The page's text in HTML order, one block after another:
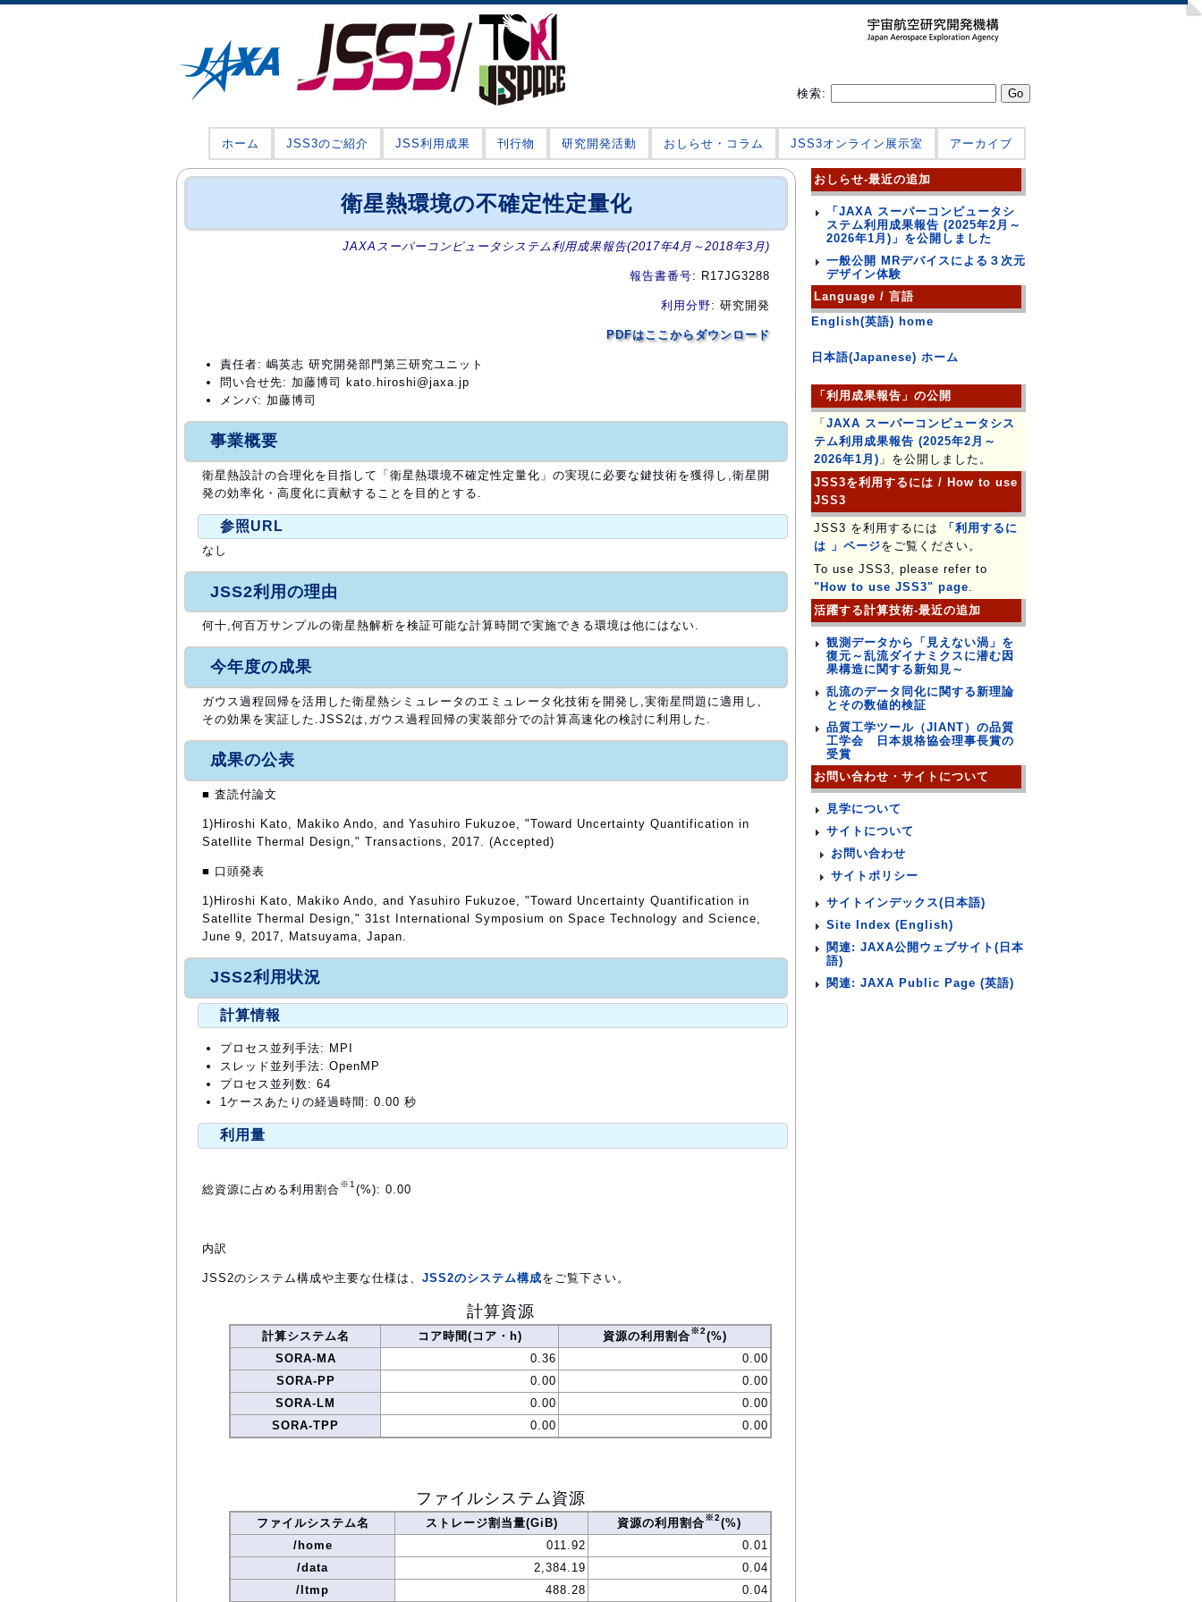
検索:
ホーム JSS3のご紹介 JSS利用成果 刊行物 研究開発活動 おしらせ・コラム JSS3オンライン展示室 アーカイブ
衛星熱環境の不確定性定量化
JAXAスーパーコンピュータシステム利用成果報告(2017年4月～2018年3月)
報告書番号: R17JG3288
利用分野: 研究開発
PDFはここからダウンロード
責任者: 嶋英志 研究開発部門第三研究ユニット
問い合せ先: 加藤博司 kato.hiroshi@jaxa.jp
メンバ: 加藤博司
事業概要
衛星熱設計の合理化を目指して「衛星熱環境不確定性定量化」の実現に必要な鍵技術を獲得し,衛星開
発の効率化・高度化に貢献することを目的とする.
参照URL
なし
JSS2利用の理由
何十,何百万サンプルの衛星熱解析を検証可能な計算時間で実施できる環境は他にはない.
今年度の成果
ガウス過程回帰を活用した衛星熱シミュレータのエミュレータ化技術を開発し,実衛星問題に適用し,
その効果を実証した.JSS2は,ガウス過程回帰の実装部分での計算高速化の検討に利用した.
成果の公表
■ 査読付論文
1)Hiroshi Kato, Makiko Ando, and Yasuhiro Fukuzoe, "Toward Uncertainty Quantification in
Satellite Thermal Design," Transactions, 2017. (Accepted)
■ 口頭発表
1)Hiroshi Kato, Makiko Ando, and Yasuhiro Fukuzoe, "Toward Uncertainty Quantification in
Satellite Thermal Design," 31st International Symposium on Space Technology and Science,
June 9, 2017, Matsuyama, Japan.
JSS2利用状況
計算情報
プロセス並列手法: MPI
スレッド並列手法: OpenMP
プロセス並列数: 64
1ケースあたりの経過時間: 0.00 秒
利用量
総資源に占める利用割合※1 (%): 0.00
内訳
JSS2のシステム構成や主要な仕様は、 JSS2のシステム構成をご覧下さい。
計算資源
計算システム名 コア時間(コア・h) 資源の利用割合※2(%)
SORA-MA
0.36
0.00
SORA-PP
0.00
0.00
SORA-LM
0.00
0.00
SORA-TPP
0.00 0.00
ファイルシステム資源
ファイルシステム名 ストレージ割当量(GiB) 資源の利用割合※2(%)
/home
011.92
0.01
/data
2,384.19
0.04
/ltmp
488.28 0.04
おしらせ-最近の追加
「JAXA スーパーコンピュータシ
ステム利用成果報告 (2025年2月～
2026年1月)」を公開しました
一般公開 MRデバイスによる３次元
デザイン体験
Language / 言語
English(英語) home
日本語(Japanese) ホーム
「利用成果報告」の公開
「 JAXA スーパーコンピュータシス
テム利用成果報告 (2025年2月～
2026年1月) 」を公開しました。
JSS3を利用するには / How to use
JSS3
JSS3 を利用するには
「利用するに
は 」ページをご覧ください。
To use JSS3, please refer to
"How to use JSS3" page.
活躍する計算技術-最近の追加
観測データから「見えない渦」を
復元～乱流ダイナミクスに潜む因
果構造に関する新知見～
乱流のデータ同化に関する新理論
とその数値的検証
品質工学ツール（JIANT）の品質
工学会 日本規格協会理事長賞の
受賞
お問い合わせ・サイトについて
見学について
サイトについて
お問い合わせ
サイトポリシー
サイトインデックス(日本語)
Site Index (English)
関連: JAXA公開ウェブサイト(日本
語)
関連: JAXA Public Page (英語)